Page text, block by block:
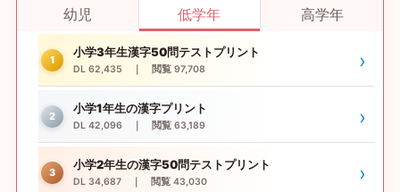
幼児 低学年 高学年
1
小学3年生漢字50問テストプリント
DL 62,435 ｜ 閲覧 97,708 ›
2
小学1年生の漢字プリント
DL 42,096 ｜ 閲覧 63,189 ›
3
小学2年生の漢字50問テストプリント
DL 34,687 ｜ 閲覧 43,030 ›